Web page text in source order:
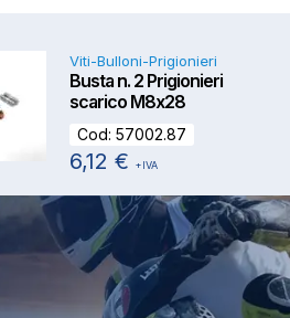
Viti-Bulloni-Prigionieri
Busta n. 2 Prigionieri
scarico M8x28
Cod: 57002.87
6,12 € +IVA